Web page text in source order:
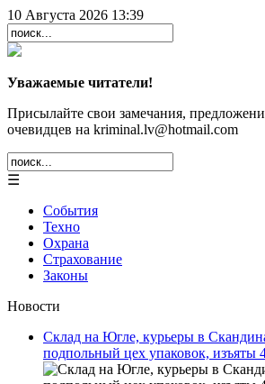
10 Августа 2026 13:39
Уважаемые читатели!
Присылайте свои замечания,
очевидцев на kriminal.lv@hotmail.com
☰
События
Техно
Охрана
Страхование
Законы
Новости
Склад на Югле, курьеры в
подпольный цех упаковок, изъяты